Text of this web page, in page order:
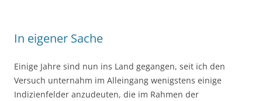
In eigener Sache
Einige Jahre sind nun ins Land gegangen, seit ich den
Versuch unternahm im Alleingang wenigstens einige
Indizienfelder anzudeuten, die im Rahmen der